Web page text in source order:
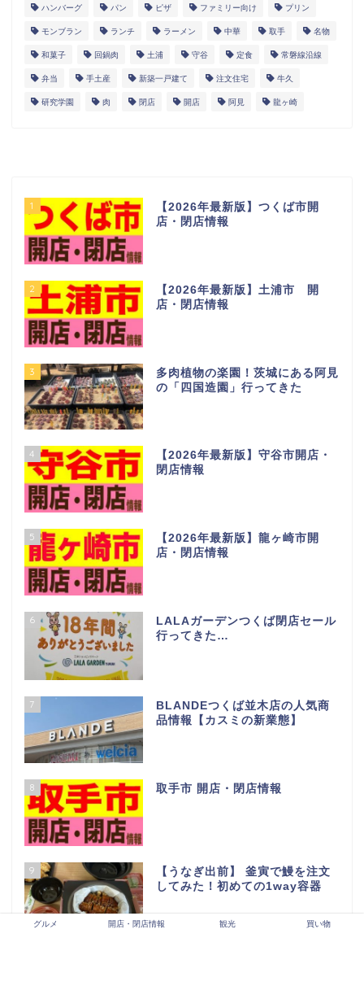
ハンバーグ パン ピザ ファミリー向け プリン
モンブラン ランチ ラーメン 中華 取手 名物
和菓子 回鍋肉 土浦 守谷 定食 常磐線沿線
弁当 手土産 新築一戸建て 注文住宅 牛久
研究学園 肉 閉店 開店 阿見 龍ヶ崎
1
【2026年最新版】つくば市開
店・閉店情報
2
【2026年最新版】土浦市 開
店・閉店情報
3
多肉植物の楽園！茨城にある阿見
の「四国造園」行ってきた
4
【2026年最新版】守谷市開店・
閉店情報
5
【2026年最新版】龍ヶ崎市開
店・閉店情報
6
LALAガーデンつくば閉店セール
行ってきた…
グルメ 開店・閉店情報 観光 買い物